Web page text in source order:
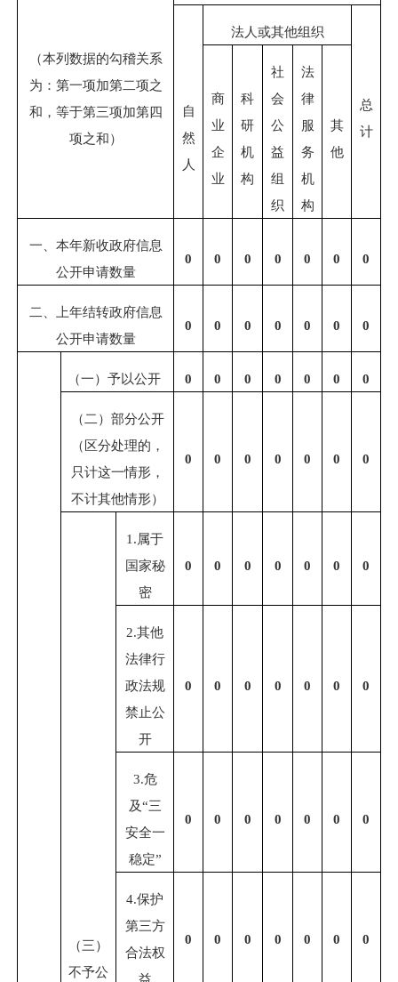
（本列数据的勾稽关系
为：第一项加第二项之
和，等于第三项加第四
项之和）
自
然
人
法人或其他组织
总
计
商
业
企
业
科
研
机
构
社
会
公
益
组
织
法
律
服
务
机
构
其
他
一、本年新收政府信息
公开申请数量
0 0 0 0 0 0 0
二、上年结转政府信息
公开申请数量
0 0 0 0 0 0 0
（一）予以公开 0 0 0 0 0 0 0
（二）部分公开
（区分处理的，
只计这一情形，
不计其他情形）
0 0 0 0 0 0 0
（三）
不予公
1.属于
国家秘
密
0 0 0 0 0 0 0
2.其他
法律行
政法规
禁止公
开
0 0 0 0 0 0 0
3.危
及“三
安全一
稳定”
0 0 0 0 0 0 0
4.保护
第三方
合法权
益
0 0 0 0 0 0 0